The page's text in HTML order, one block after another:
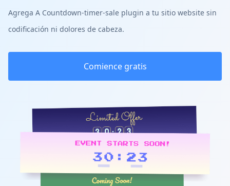
Agrega A Countdown-timer-sale plugin a tu sitio website sin
codificación ni dolores de cabeza.
Comience gratis